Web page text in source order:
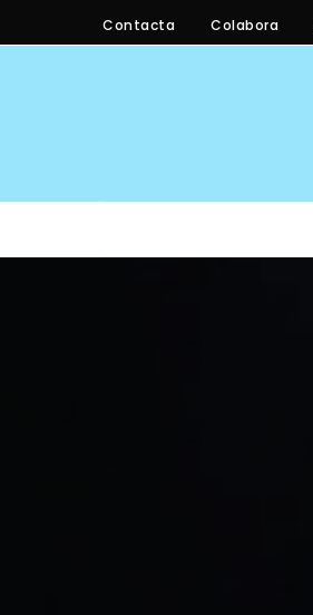
Contacta Colabora